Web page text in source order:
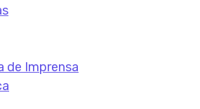
de Imprensa